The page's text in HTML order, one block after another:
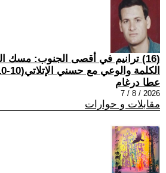
(16) ترانيم في أقصى الجنوب: مسك
الكلمة والوعي مع حسني الإتلاتي(10-10)
عطا درغام
2026 / 8 / 7
مقابلات و حوارات